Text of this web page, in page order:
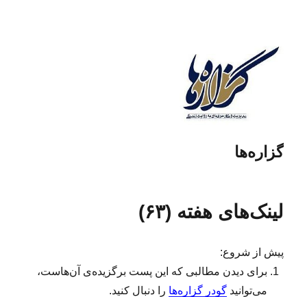
گزاره‌ها
لینک‌های هفته (۶۳)
پیش از شروع:
برای دیدن مطالبی که این پست برگزیده‌ی آن‌هاست،
می‌توانیدگودر گزاره‌ها را دنبال کنید.